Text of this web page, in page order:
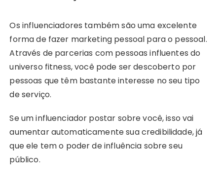
Os influenciadores também são uma excelente
forma de fazer marketing pessoal para o pessoal.
Através de parcerias com pessoas influentes do
universo fitness, você pode ser descoberto por
pessoas que têm bastante interesse no seu tipo
de serviço.
Se um influenciador postar sobre você, isso vai
aumentar automaticamente sua credibilidade, já
que ele tem o poder de influência sobre seu
público.